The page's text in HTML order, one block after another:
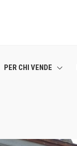
PER CHI VENDE